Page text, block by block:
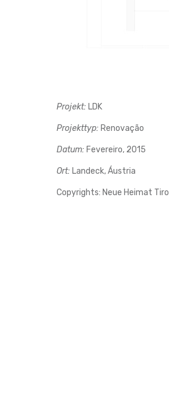
Projekt: LDK
Projekttyp: Renovação
Datum: Fevereiro, 2015
Ort: Landeck, Áustria
Copyrights: Neue Heimat Tirol